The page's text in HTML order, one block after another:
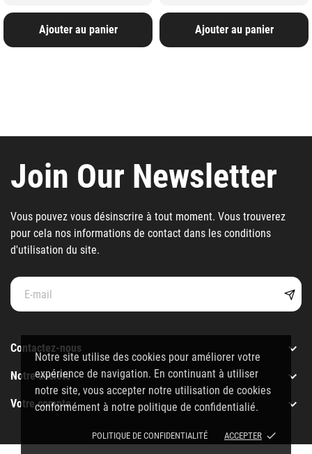
Notre site utilise des cookies pour améliorer votre
expérience de navigation. En continuant à utiliser
notre site, vous accepter notre utilisation de cookies
conformément à notre politique de confidentialié.
POLITIQUE DE CONFIDENTIALITÉ ACCEPTER done
Ajouter au panier Ajouter au panier
Join Our Newsletter
Vous pouvez vous désinscrire à tout moment. Vous trouverez
pour cela nos informations de contact dans les conditions
d'utilisation du site.
Contactez-nous 
Notre société 
Votre compte 